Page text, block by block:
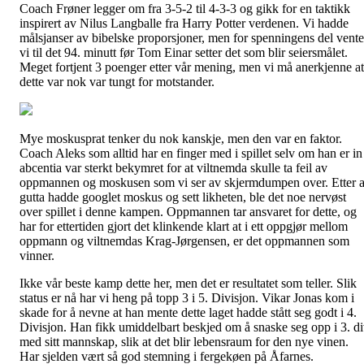
Coach Frøner legger om fra 3-5-2 til 4-3-3 og gikk for en taktikk
inspirert av Nilus Langballe fra Harry Potter verdenen. Vi hadde
målsjanser av bibelske proporsjoner, men for spenningens del
vi til det 94. minutt før Tom Einar setter det som blir seiersmålet.
Meget fortjent 3 poenger etter vår mening, men vi må anerkjenne at
dette var nok var tungt for motstander.
Mye moskusprat tenker du nok kanskje, men den var en faktor.
Coach Aleks som alltid har en finger med i spillet selv om han er in
abcentia var sterkt bekymret for at viltnemda skulle ta feil av
oppmannen og moskusen som vi ser av skjermdumpen over. Etter
gutta hadde googlet moskus og sett likheten, ble det noe nervøst
over spillet i denne kampen. Oppmannen tar ansvaret for dette, og
har for ettertiden gjort det klinkende klart at i ett oppgjør mellom
oppmann og viltnemdas Krag-Jørgensen, er det oppmannen som
vinner.
Ikke vår beste kamp dette her, men det er resultatet som teller. Slik
status er nå har vi heng på topp 3 i 5. Divisjon. Vikar Jonas kom i
skade for å nevne at han mente dette laget hadde stått seg godt i 4.
Divisjon. Han fikk umiddelbart beskjed om å snaske seg opp i 3.
med sitt mannskap, slik at det blir lebensraum for den nye vinen.
Har sjelden vært så god stemning i fergekøen på Åfarnes.